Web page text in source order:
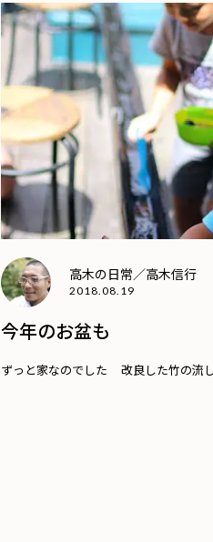
高木の日常／高木信行
2018.08.19
今年のお盆も
ずっと家なのでした 改良した竹の流